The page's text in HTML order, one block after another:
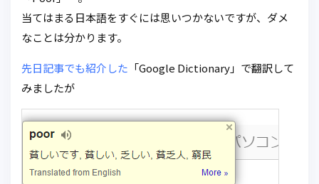
当てはまる日本語をすぐには思いつかないですが、ダメ
なことは分かります。
先日記事でも紹介した 「Google Dictionary」で翻訳して
みましたが